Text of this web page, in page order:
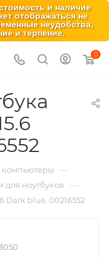
и наличие
отображаться не
неудобства,
и терпение.
0
компьютеры —
для ноутбуков —
Dark blue, 00216552